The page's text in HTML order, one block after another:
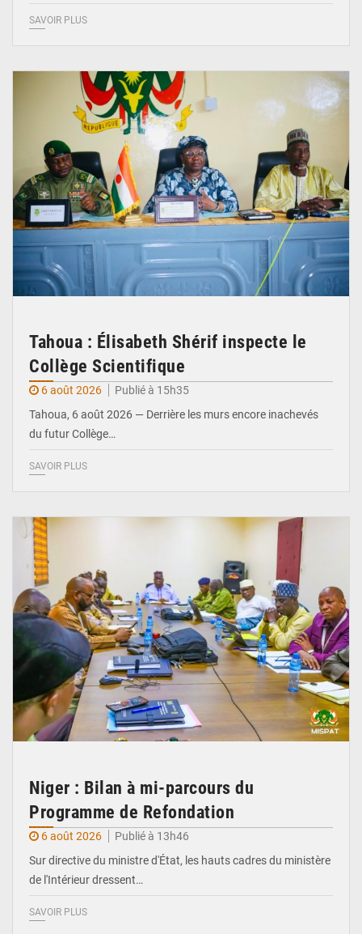
SAVOIR PLUS
Tahoua : Élisabeth Shérif inspecte le
Collège Scientifique
6 août 2026
Publié à 15h35
Tahoua, 6 août 2026 — Derrière les murs encore inachevés
du futur Collège…
SAVOIR PLUS
Niger : Bilan à mi-parcours du
Programme de Refondation
6 août 2026
Publié à 13h46
Sur directive du ministre d'État, les hauts cadres du ministère
de l'Intérieur dressent…
SAVOIR PLUS